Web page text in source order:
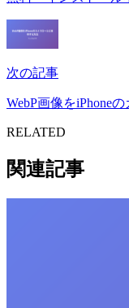
次の記事
WebP画像をiPhone
RELATED
関連記事